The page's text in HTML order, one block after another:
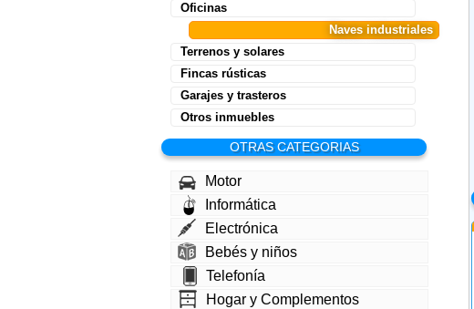
Oficinas
Naves industriales
Terrenos y solares
Fincas rústicas
Garajes y trasteros
Otros inmuebles
OTRAS CATEGORIAS
Motor
Informática
Electrónica
Bebés y niños
Telefonía
Hogar y Complementos